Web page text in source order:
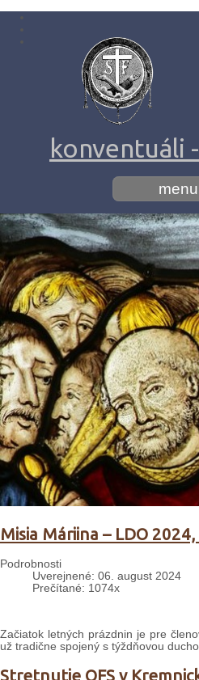
konventuáli
menu
Misia Máriina – LDO
Podrobnosti
Uverejnené: 06. august 2024
Prečítané: 1074x
Začiatok letných prázdnin je pre
už tradične spojený s týždňovou
Stretnutie OFS v